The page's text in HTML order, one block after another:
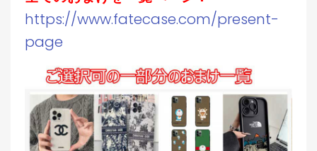
https://www.fatecase.com/present-
page